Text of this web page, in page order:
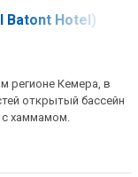
Batont Hotel)
регионе Кемера, в
открытый бассейн
с хаммамом.